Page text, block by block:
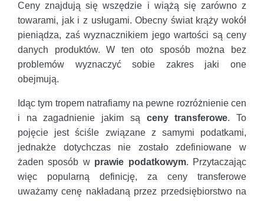
Ceny znajdują się wszędzie i wiążą się zarówno z
towarami, jak i z usługami. Obecny świat krąży wokół
pieniądza, zaś wyznacznikiem jego wartości są ceny
danych produktów. W ten oto sposób można bez
problemów wyznaczyć sobie zakres jaki one
obejmują.
Idąc tym tropem natrafiamy na pewne rozróżnienie cen
i na zagadnienie jakim są ceny transferowe. To
pojęcie jest ściśle związane z samymi podatkami,
jednakże dotychczas nie zostało zdefiniowane w
żaden sposób w prawie podatkowym. Przytaczając
więc popularną definicję, za ceny transferowe
uważamy cenę nakładaną przez przedsiębiorstwo na